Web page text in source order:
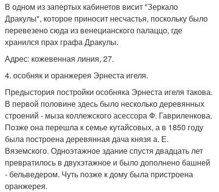
В одном из запертых кабинетов висит "Зеркало
Дракулы", которое приносит несчастья, поскольку было
перевезено сюда из венецианского палаццо, где
хранился прах графа Дракулы.
Адрес: кожевенная линия, 27.
4. особняк и оранжерея Эрнеста игеля.
Предыстория постройки особняка Эрнеста игеля такова.
В первой половине здесь было несколько деревянных
строений - мыза коллежского асессора Ф. Гавриленкова.
Позже она перешла к семье кутайсовых, а в 1850 году
была построена деревянная дача князя а. Е.
Вяземского. Одноэтажное здание спустя двадцать лет
превратилось в двухэтажное и было дополнено башней
- бельведером. Чуть позже к дому была пристроена
оранжерея.